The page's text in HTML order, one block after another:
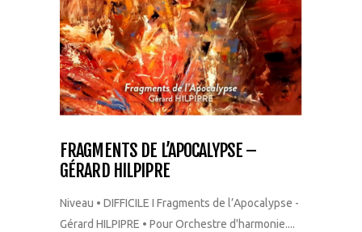
FRAGMENTS DE L’APOCALYPSE –
GÉRARD HILPIPRE
Niveau • DIFFICILE I Fragments de l’Apocalypse -
Gérard HILPIPRE • Pour Orchestre d'harmonie....